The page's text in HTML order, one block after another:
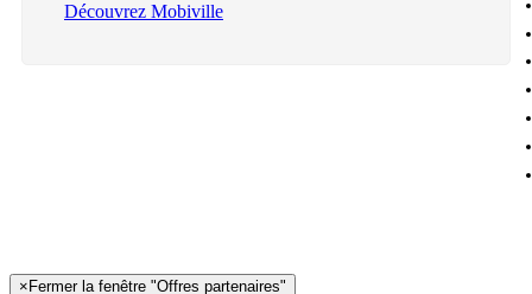
Découvrez Mobiville
× Fermer la fenêtre "Offres partenaires"